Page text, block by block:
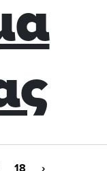
18 ›